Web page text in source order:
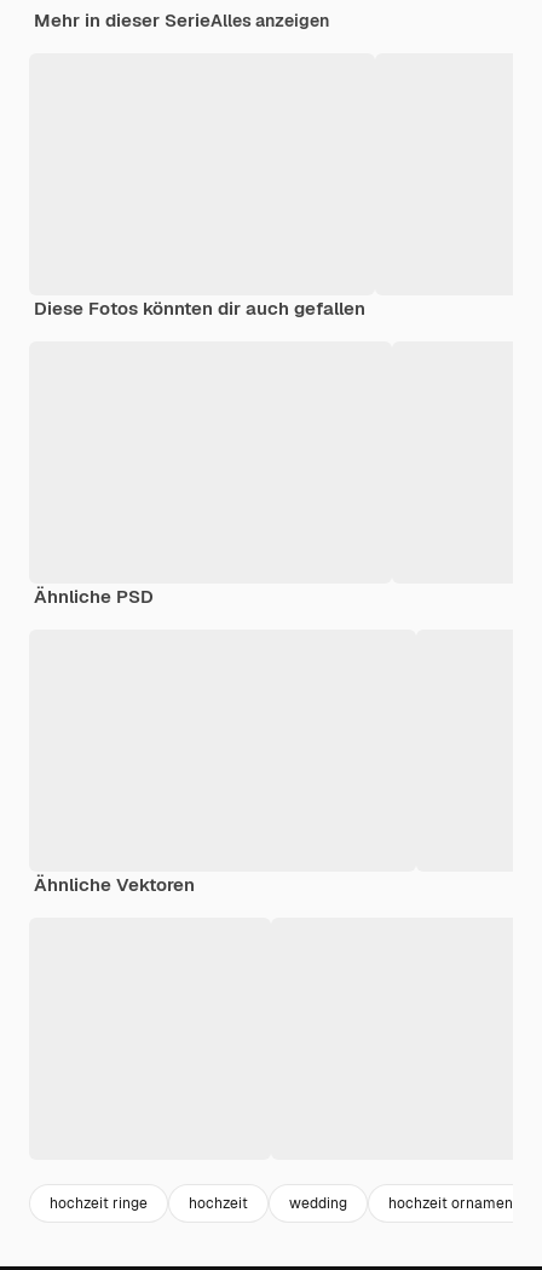
Mehr in dieser SerieAlles anzeigen
Diese Fotos könnten dir auch gefallen
Ähnliche PSD
Ähnliche Vektoren
hochzeit ringe hochzeit wedding hochzeit ornament